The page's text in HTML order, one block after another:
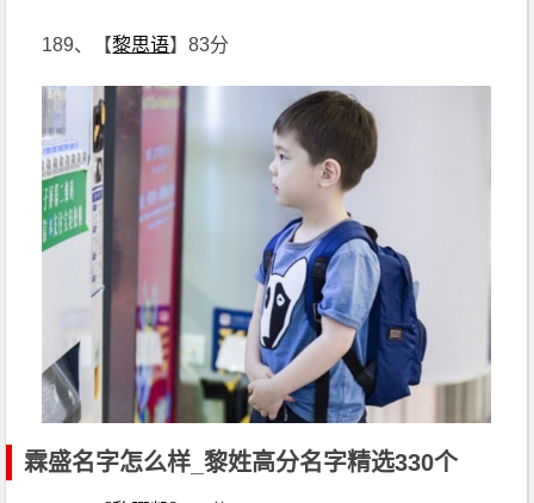
189、【黎思语】83分
霖盛名字怎么样_黎姓高分名字精选330个